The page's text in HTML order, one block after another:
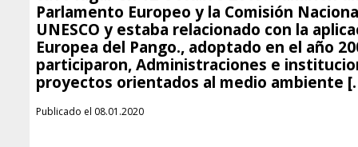
Parlamento Europeo y la Comisión
UNESCO y estaba relacionado con la
Europea del Pango., adoptado en el año
participaron, Administraciones e
proyectos orientados al medio ambiente
Publicado el 08.01.2020